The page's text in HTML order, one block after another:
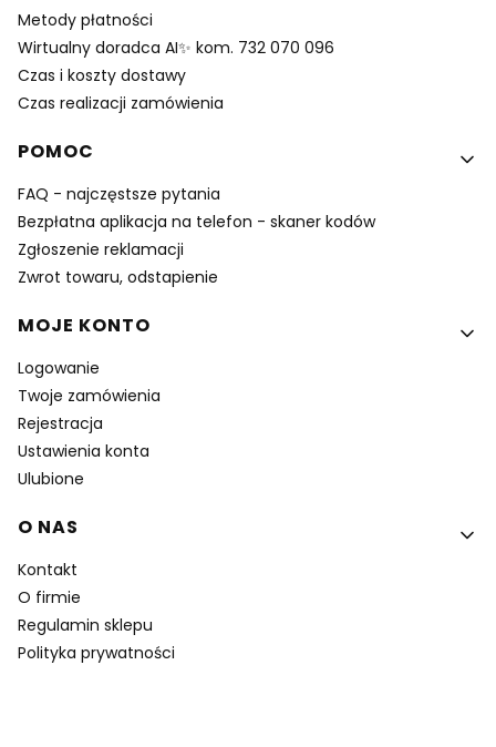
Metody płatności
Wirtualny doradca AI✨ kom. 732 070 096
Czas i koszty dostawy
Czas realizacji zamówienia
POMOC
FAQ - najczęstsze pytania
Bezpłatna aplikacja na telefon - skaner kodów
Zgłoszenie reklamacji
Zwrot towaru, odstapienie
MOJE KONTO
Logowanie
Twoje zamówienia
Rejestracja
Ustawienia konta
Ulubione
O NAS
Kontakt
O firmie
Regulamin sklepu
Polityka prywatności